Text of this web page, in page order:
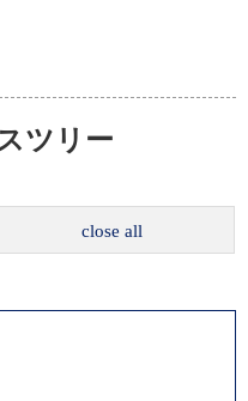
ツリー
close all